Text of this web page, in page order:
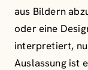
aus Bildern
oder eine
interpretiert,
Auslassung ist